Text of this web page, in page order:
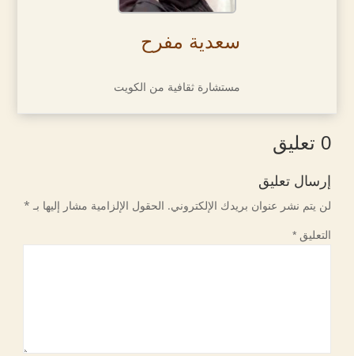
سعدية مفرح
مستشارة ثقافية من الكويت
0 تعليق
إرسال تعليق
لن يتم نشر عنوان بريدك الإلكتروني. الحقول الإلزامية مشار إليها بـ *
التعليق*